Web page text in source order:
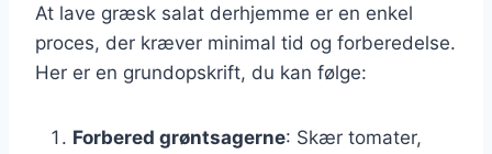
At lave græsk salat derhjemme er en enkel
proces, der kræver minimal tid og forberedelse.
Her er en grundopskrift, du kan følge:
Forbered grøntsagerne: Skær tomater,